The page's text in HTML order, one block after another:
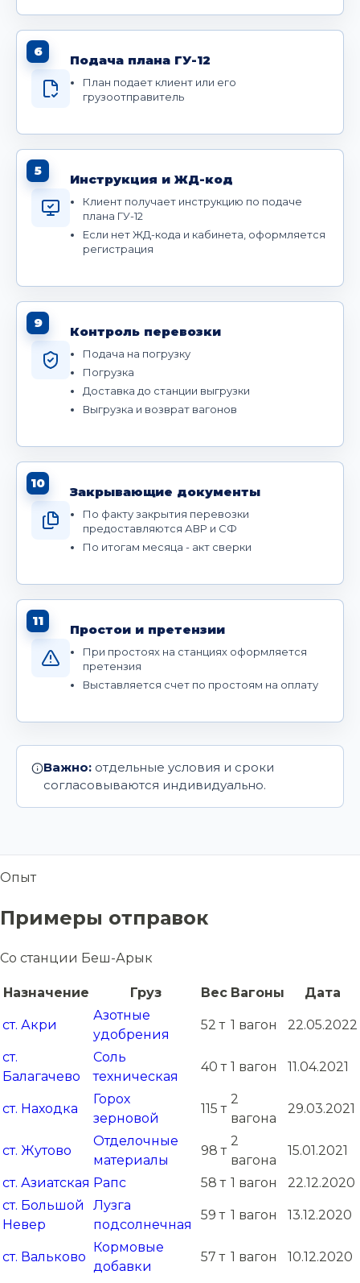
6
Подача плана ГУ-12
План подает клиент или его
грузоотправитель
5
Инструкция и ЖД-код
Клиент получает инструкцию по подаче
плана ГУ-12
Если нет ЖД-кода и кабинета, оформляется
регистрация
9
Контроль перевозки
Подача на погрузку
Погрузка
Доставка до станции выгрузки
Выгрузка и возврат вагонов
10
Закрывающие документы
По факту закрытия перевозки
предоставляются АВР и СФ
По итогам месяца - акт сверки
11
Простои и претензии
При простоях на станциях оформляется
претензия
Выставляется счет по простоям на оплату
Важно: отдельные условия и сроки
согласовываются индивидуально.
Опыт
Примеры отправок
Со станции Беш-Арык
Назначение Груз Вес Вагоны Дата
ст. Акри
Азотные
удобрения
52 т 1 вагон 22.05.2022
ст.
Балагачево
Соль
техническая
40 т 1 вагон 11.04.2021
ст. Находка
Горох
зерновой
115 т
2
вагона
29.03.2021
ст. Жутово
Отделочные
материалы
98 т
2
вагона
15.01.2021
ст. Азиатская Рапс 58 т 1 вагон
22.12.2020
ст. Большой
Невер
Лузга
подсолнечная
59 т 1 вагон 13.12.2020
ст. Вальково
Кормовые
добавки
57 т 1 вагон 10.12.2020